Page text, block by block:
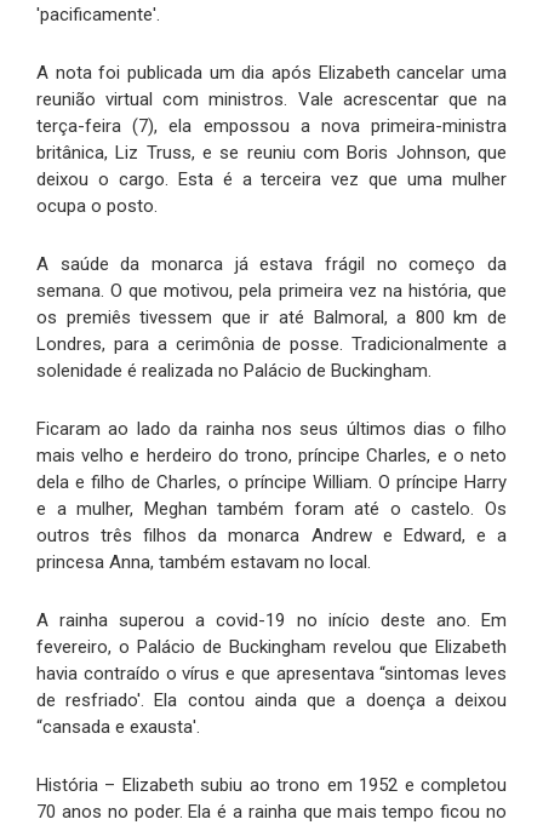
'pacificamente'.
A nota foi publicada um dia após Elizabeth cancelar uma
reunião virtual com ministros. Vale acrescentar que na
terça-feira (7), ela empossou a nova primeira-ministra
britânica, Liz Truss, e se reuniu com Boris Johnson, que
deixou o cargo. Esta é a terceira vez que uma mulher
ocupa o posto.
A saúde da monarca já estava frágil no começo da
semana. O que motivou, pela primeira vez na história, que
os premiês tivessem que ir até Balmoral, a 800 km de
Londres, para a cerimônia de posse. Tradicionalmente a
solenidade é realizada no Palácio de Buckingham.
Ficaram ao lado da rainha nos seus últimos dias o filho
mais velho e herdeiro do trono, príncipe Charles, e o neto
dela e filho de Charles, o príncipe William. O príncipe Harry
e a mulher, Meghan também foram até o castelo. Os
outros três filhos da monarca Andrew e Edward, e a
princesa Anna, também estavam no local.
A rainha superou a covid-19 no início deste ano. Em
fevereiro, o Palácio de Buckingham revelou que Elizabeth
havia contraído o vírus e que apresentava “sintomas leves
de resfriado'. Ela contou ainda que a doença a deixou
“cansada e exausta'.
História – Elizabeth subiu ao trono em 1952 e completou
70 anos no poder. Ela é a rainha que mais tempo ficou no